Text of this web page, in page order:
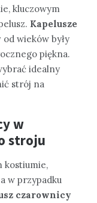
kluczowym
Kapelusze
od wieków były
piękna.
idealny
strój na
w
stroju
kostiumie,
w przypadku
czarownicy